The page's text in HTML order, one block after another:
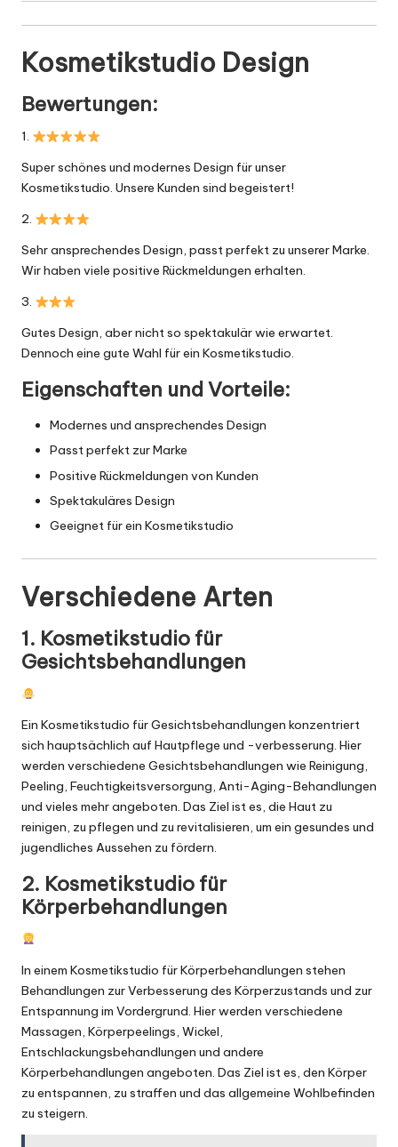
Kosmetikstudio Design
Bewertungen:
1.
Super schönes und modernes Design für unser
Kosmetikstudio. Unsere Kunden sind begeistert!
2.
Sehr ansprechendes Design, passt perfekt zu unserer Marke.
Wir haben viele positive Rückmeldungen erhalten.
3.
Gutes Design, aber nicht so spektakulär wie erwartet.
Dennoch eine gute Wahl für ein Kosmetikstudio.
Eigenschaften und Vorteile:
Modernes und ansprechendes Design
Passt perfekt zur Marke
Positive Rückmeldungen von Kunden
Spektakuläres Design
Geeignet für ein Kosmetikstudio
Verschiedene Arten
1. Kosmetikstudio für
Gesichtsbehandlungen
Ein Kosmetikstudio für Gesichtsbehandlungen konzentriert
sich hauptsächlich auf Hautpflege und -verbesserung. Hier
werden verschiedene Gesichtsbehandlungen wie Reinigung,
Peeling, Feuchtigkeitsversorgung, Anti-Aging-Behandlungen
und vieles mehr angeboten. Das Ziel ist es, die Haut zu
reinigen, zu pflegen und zu revitalisieren, um ein gesundes und
jugendliches Aussehen zu fördern.
2. Kosmetikstudio für
Körperbehandlungen
In einem Kosmetikstudio für Körperbehandlungen stehen
Behandlungen zur Verbesserung des Körperzustands und zur
Entspannung im Vordergrund. Hier werden verschiedene
Massagen, Körperpeelings, Wickel,
Entschlackungsbehandlungen und andere
Körperbehandlungen angeboten. Das Ziel ist es, den Körper
zu entspannen, zu straffen und das allgemeine Wohlbefinden
zu steigern.